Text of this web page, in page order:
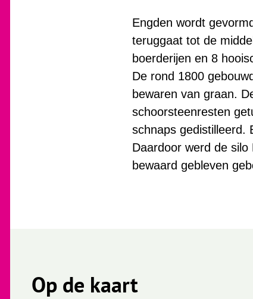
Engden wordt
teruggaat tot de
boerderijen en 8
De rond 1800
bewaren van graan.
schoorsteenresten
schnaps gedistilleerd.
Daardoor werd de
bewaard gebleven
Op de kaart